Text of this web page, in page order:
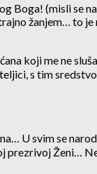
Boga! (misli se
žanjem… to
koji me ne
s tim
U svim se
prezrivoj Ženi…